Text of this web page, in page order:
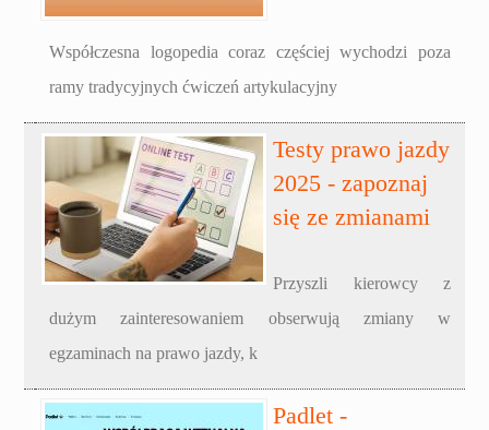
Współczesna logopedia coraz częściej wychodzi poza
ramy tradycyjnych ćwiczeń artykulacyjny
Testy prawo jazdy
2025 - zapoznaj
się ze zmianami
Przyszli kierowcy z
dużym zainteresowaniem obserwują zmiany w
egzaminach na prawo jazdy, k
Padlet -